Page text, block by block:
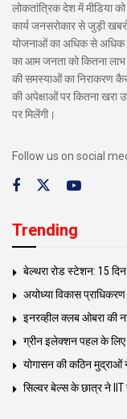
लोकतांत्रिक देश में मीडिया
कार्य जनसरोकार से जुड़ी
योजनाओं का अधिक से अधिक
का आम जनता को कितना
की समस्याओं का निराकरण
की अपेक्षाओं पर कितना
पर मिलेंगी।
Follow us on social
Trending
बेल्थरा रोड स्टेशन: 15 दिन
अयोध्या विकास
इनरव्हील क्लब ओबरा की
ग्रीन इलेक्शन पहल के लिए
योगासन की कठिन मुद्राओं
सिल्वर बेल्स के छात्र ने